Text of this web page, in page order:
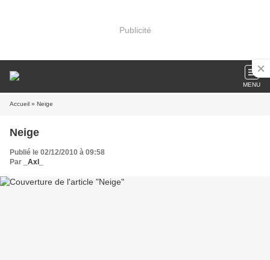
Publicité
MENU
Accueil » Neige
Neige
Publié le 02/12/2010 à 09:58
Par
_Axl_